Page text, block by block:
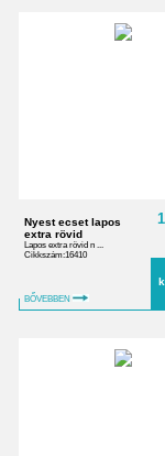
Nyest ecset lapos
extra rövid
Lapos extra rövid n ...
Cikkszám:16410
BŐVEBBEN